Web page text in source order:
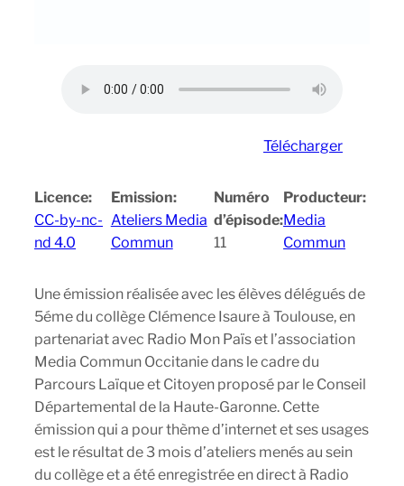
Télécharger
Licence:
CC-by-nc-
nd 4.0
Emission:
Ateliers Media
Commun
Numéro
d’épisode:
11
Producteur:
Media
Commun
Une émission réalisée avec les élèves délégués de
5éme du collège Clémence Isaure à Toulouse, en
partenariat avec Radio Mon Païs et l’association
Media Commun Occitanie dans le cadre du
Parcours Laïque et Citoyen proposé par le Conseil
Départemental de la Haute-Garonne. Cette
émission qui a pour thème d’internet et ses usages
est le résultat de 3 mois d’ateliers menés au sein
du collège et a été enregistrée en direct à Radio